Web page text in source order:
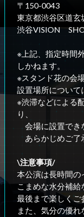
〒150-0043
東京都渋谷区道玄
渋谷VISION
※上記、指定時間
しかねます。
※スタンド花の会
設置場所について
※渋滞などによる
り、
会場に設置でき
あらかじめご了
\注意事項/
本公演は長時間の
こまめな水分補
最後まで楽しくご
また、気分の優れ